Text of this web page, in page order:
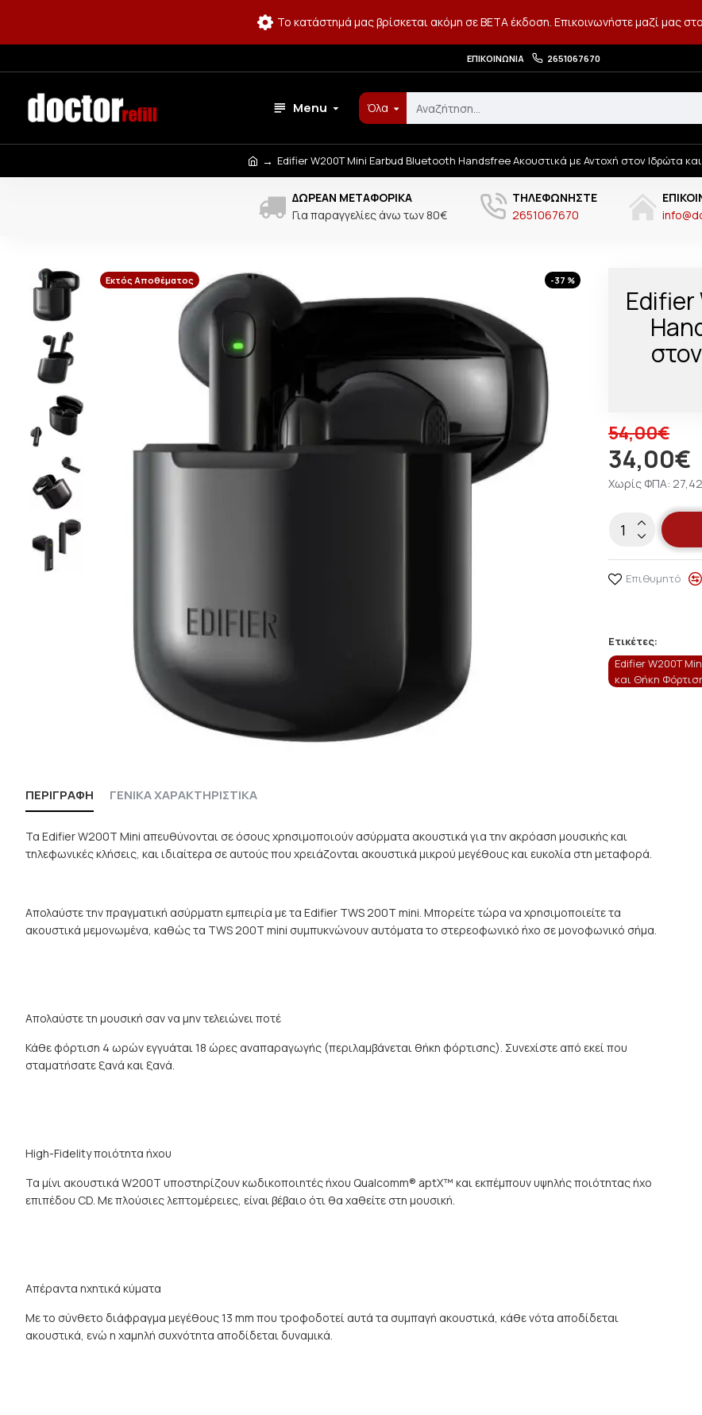
Το κατάστημά μας βρίσκεται ακόμη σε BETA έκδοση. Επικοινωνήστε μαζί μας στο
ΕΠΙΚΟΙΝΩΝΊΑ 2651067670
Menu Όλα
Edifier W200T Mini Earbud Bluetooth Handsfree Ακουστικά με Αντοχή στον Ιδρώτα
ΔΩΡΕΆΝ ΜΕΤΑΦΟΡΙΚΆ
Για παραγγελίες άνω των 80€
ΤΗΛΕΦΩΝΉΣΤΕ
2651067670
-37 %
Εκτός Αποθέματος
34,00€
54,00€
Χωρίς ΦΠΑ:
Επιθυμητό
Ετικέτες:
Edifier W200T
και Θήκη
ΠΕΡΙΓΡΑΦΉ ΓΕΝΙΚΑ ΧΑΡΑΚΤΗΡΙΣΤΙΚΑ
Τα Edifier W200T Mini απευθύνονται σε όσους χρησιμοποιούν ασύρματα ακουστικά για την ακρόαση μουσικής και
τηλεφωνικές κλήσεις, και ιδιαίτερα σε αυτούς που χρειάζονται ακουστικά μικρού μεγέθους και ευκολία στη μεταφορά.
Απολαύστε την πραγματική ασύρματη εμπειρία με τα Edifier TWS 200T mini. Μπορείτε τώρα να χρησιμοποιείτε τα
ακουστικά μεμονωμένα, καθώς τα TWS 200T mini συμπυκνώνουν αυτόματα το στερεοφωνικό ήχο σε μονοφωνικό σήμα.
Απολαύστε τη μουσική σαν να μην τελειώνει ποτέ
Κάθε φόρτιση 4 ωρών εγγυάται 18 ώρες αναπαραγωγής (περιλαμβάνεται θήκη φόρτισης). Συνεχίστε από εκεί που
σταματήσατε ξανά και ξανά.
High-Fidelity ποιότητα ήχου
Τα μίνι ακουστικά W200T υποστηρίζουν κωδικοποιητές ήχου Qualcomm® aptX™ και εκπέμπουν υψηλής ποιότητας ήχο
επιπέδου CD. Με πλούσιες λεπτομέρειες, είναι βέβαιο ότι θα χαθείτε στη μουσική.
Απέραντα ηχητικά κύματα
Με το σύνθετο διάφραγμα μεγέθους 13 mm που τροφοδοτεί αυτά τα συμπαγή ακουστικά, κάθε νότα αποδίδεται
ακουστικά, ενώ η χαμηλή συχνότητα αποδίδεται δυναμικά.